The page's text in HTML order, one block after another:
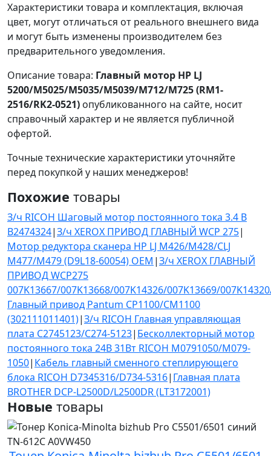
Характеристики товара и комплектация, включая
цвет, могут отличаться от реального внешнего вида
и могут быть изменены производителем без
предварительного уведомления.
Описание товара: Главный мотор HP LJ
5200/M5025/M5035/M5039/M712/M725 (RM1-
2516/RK2-0521) опубликованного на сайте, носит
справочный характер и не является публичной
офертой.
Точные технические характеристики уточняйте
перед покупкой у наших менеджеров!
Похожие товары
З/ч RICOH Шаговый мотор постоянного тока 3.4 В
B2474324|З/ч XEROX ПРИВОД ГЛАВНЫЙ WCP 275|
Мотор редуктора сканера HP LJ M426/M428/CLJ
M477/M479 (D9L18-60054) OEM |З/ч XEROX ГЛАВНЫЙ
ПРИВОД WCP275
007K13667/007K13668/007K14326/007K13669/
Главный привод Pantum CP1100/CM1100
(302111011401)|З/ч RICOH Главная управляющая
плата C2745123/C274-5123| Бесколлекторный мотор
постоянного тока 24В 31Вт RICOH M0791050/M079-
1050| Кабель главный сменного степлирующего
блока RICOH D7345316/D734-5316| Главная плата
BROTHER DCP-L2500D/L2500DR (LT3172001)
Новые товары